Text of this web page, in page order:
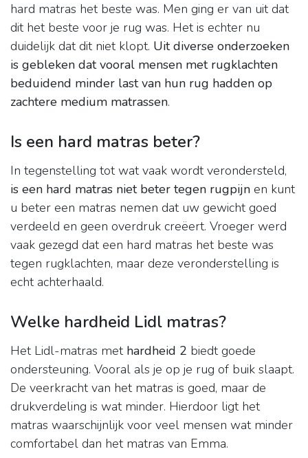
hard matras het beste was. Men ging er van uit dat
dit het beste voor je rug was. Het is echter nu
duidelijk dat dit niet klopt. Uit diverse onderzoeken
is gebleken dat vooral mensen met rugklachten
beduidend minder last van hun rug hadden op
zachtere medium matrassen.
Is een hard matras beter?
In tegenstelling tot wat vaak wordt verondersteld,
is een hard matras niet beter tegen rugpijn en kunt
u beter een matras nemen dat uw gewicht goed
verdeeld en geen overdruk creëert. Vroeger werd
vaak gezegd dat een hard matras het beste was
tegen rugklachten, maar deze veronderstelling is
echt achterhaald.
Welke hardheid Lidl matras?
Het Lidl-matras met hardheid 2 biedt goede
ondersteuning. Vooral als je op je rug of buik slaapt.
De veerkracht van het matras is goed, maar de
drukverdeling is wat minder. Hierdoor ligt het
matras waarschijnlijk voor veel mensen wat minder
comfortabel dan het matras van Emma.